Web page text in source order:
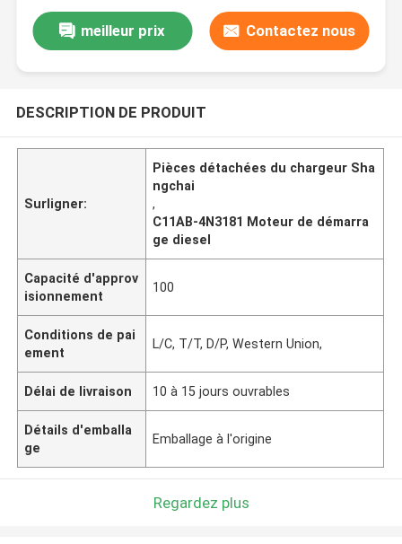
meilleur prix Contactez nous
DESCRIPTION DE PRODUIT
Surligner:
Pièces détachées du chargeur Sha
ngchai
,
C11AB-4N3181 Moteur de démarra
ge diesel
Capacité d'approv
isionnement
100
Conditions de pai
ement
L/C, T/T, D/P, Western Union,
Délai de livraison 10 à 15 jours ouvrables
Détails d'emballa
ge
Emballage à l'origine
Regardez plus